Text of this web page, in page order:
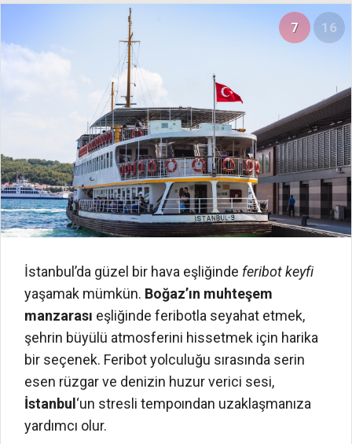
7 16
İstanbul’da güzel bir hava eşliğinde feribot keyfi
yaşamak mümkün. Boğaz’ın muhteşem
manzarası eşliğinde feribotla seyahat etmek,
şehrin büyülü atmosferini hissetmek için harika
bir seçenek. Feribot yolculuğu sırasında serin
esen rüzgar ve denizin huzur verici sesi,
İstanbul ‘un stresli tempoından uzaklaşmanıza
yardımcı olur.